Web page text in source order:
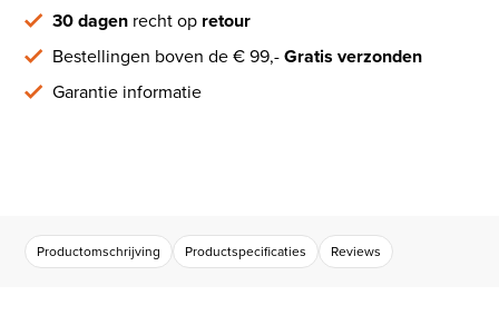
30 dagen recht op retour
Bestellingen boven de € 99,-Gratis verzonden
Garantie informatie
Productomschrijving Productspecificaties Reviews